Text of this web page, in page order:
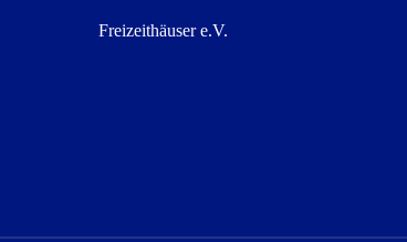
Freizeithäuser e.V.